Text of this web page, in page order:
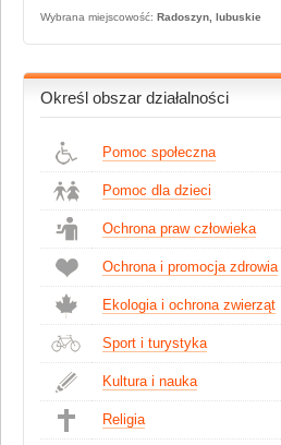
Wybrana miejscowość: Radoszyn, lubuskie
Określ obszar działalności
Pomoc społeczna
Pomoc dla dzieci
Ochrona praw człowieka
Ochrona i promocja zdrowia
Ekologia i ochrona zwierząt
Sport i turystyka
Kultura i nauka
Religia